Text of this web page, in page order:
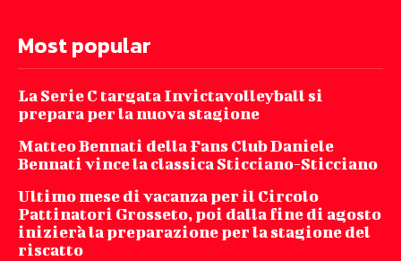
Most popular
La Serie C targata Invictavolleyball si
prepara per la nuova stagione
Matteo Bennati della Fans Club Daniele
Bennati vince la classica Sticciano-Sticciano
Ultimo mese di vacanza per il Circolo
Pattinatori Grosseto, poi dalla fine di agosto
inizierà la preparazione per la stagione del
riscatto